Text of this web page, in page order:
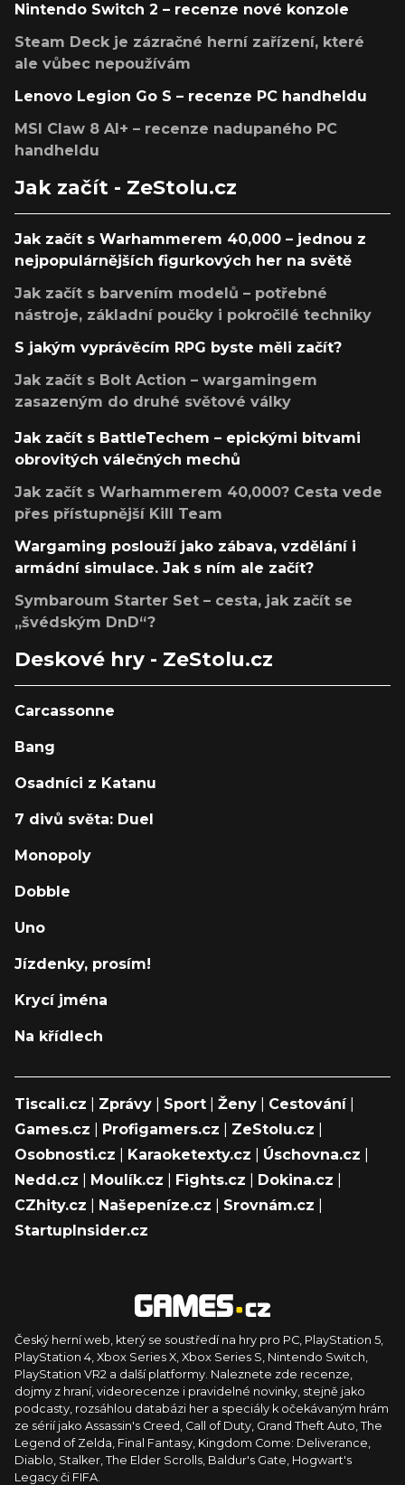
Nintendo Switch 2 – recenze nové konzole
Steam Deck je zázračné herní zařízení, které
ale vůbec nepoužívám
Lenovo Legion Go S – recenze PC handheldu
MSI Claw 8 AI+ – recenze nadupaného PC
handheldu
Jak začít - ZeStolu.cz
Jak začít s Warhammerem 40,000 – jednou z
nejpopulárnějších figurkových her na světě
Jak začít s barvením modelů – potřebné
nástroje, základní poučky i pokročilé techniky
S jakým vyprávěcím RPG byste měli začít?
Jak začít s Bolt Action – wargamingem
zasazeným do druhé světové války
Jak začít s BattleTechem – epickými bitvami
obrovitých válečných mechů
Jak začít s Warhammerem 40,000? Cesta vede
přes přístupnější Kill Team
Wargaming poslouží jako zábava, vzdělání i
armádní simulace. Jak s ním ale začít?
Symbaroum Starter Set – cesta, jak začít se
„švédským DnD“?
Deskové hry - ZeStolu.cz
Carcassonne
Bang
Osadníci z Katanu
7 divů světa: Duel
Monopoly
Dobble
Uno
Jízdenky, prosím!
Krycí jména
Na křídlech
Tiscali.cz Zprávy Sport Ženy Cestování|
Games.cz
Profigamers.cz ZeStolu.cz
Osobnosti.cz
Karaoketexty.cz Úschovna.cz
Nedd.cz
Moulík.cz Fights.cz Dokina.cz
CZhity.cz
Našepeníze.cz Srovnám.cz
StartupInsider.cz
Český herní web, který se soustředí na hry pro PC, PlayStation 5,
PlayStation 4, Xbox Series X, Xbox Series S, Nintendo Switch,
PlayStation VR2 a další platformy. Naleznete zde recenze,
dojmy z hraní, videorecenze i pravidelné novinky, stejně jako
podcasty, rozsáhlou databázi her a speciály k očekávaným hrám
ze sérií jako Assassin's Creed, Call of Duty, Grand Theft Auto, The
Legend of Zelda, Final Fantasy, Kingdom Come: Deliverance,
Diablo, Stalker, The Elder Scrolls, Baldur's Gate, Hogwart's
Legacy či FIFA.